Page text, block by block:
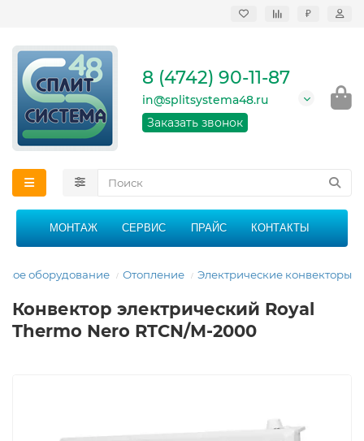
₽
кондиционеров в
области
График работы: 9:00 -
21:00 без перерыва и
8 (4742) 90-11-87
in@splitsystema48.ru
Заказать звонок
МОНТАЖ СЕРВИС ПРАЙС КОНТАКТЫ
оборудование Отопление Электрические конвекторы
Конвектор электрический Royal
Thermo Nero RTCN/M-2000